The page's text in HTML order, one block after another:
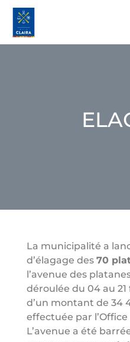
La municipalité a
d’élagage des 70
l’avenue des
déroulée du 04 au
d’un montant de 34
effectuée par
L’avenue a été